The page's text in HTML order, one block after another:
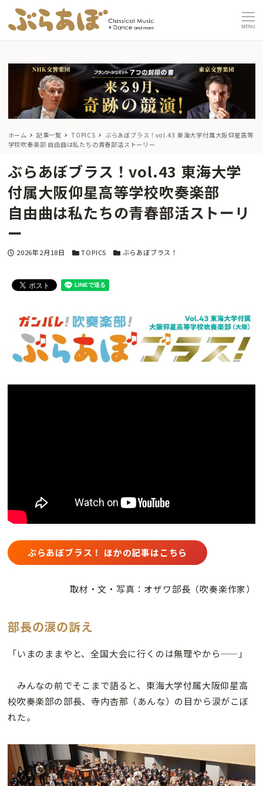
MENU
ホーム 記事一覧 TOPICS
ぶらあぼブラス！vol.43 東海大学付属大阪仰星高等
学校吹奏楽部 自由曲は私たちの青春部活ストーリー
ぶらあぼブラス！vol.43 東海大学
付属大阪仰星高等学校吹奏楽部
自由曲は私たちの青春部活ストーリ
ー
投稿日
2026年2月18日 カテゴリー
TOPICS カテゴリー
ぶらあぼブラス！
ぶらあぼブラス！ ほかの記事はこちら
取材・文・写真：オザワ部長（吹奏楽作家）
部長の涙の訴え
「いまのままやと、全国大会に行くのは無理やから——」
みんなの前でそこまで語ると、東海大学付属大阪仰星高
校吹奏楽部の部長、寺内杏那（あんな）の目から涙がこぼ
れた。